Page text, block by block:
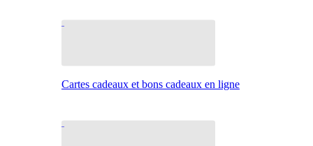
Cartes cadeaux et bons cadeaux en ligne